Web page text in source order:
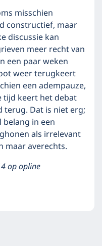
misschien
constructief, maar
discussie kan
meer recht van
een paar weken
weer terugkeert
een adempauze,
tijd keert het debat
terug. Dat is niet erg;
in een
als irrelevant
maar averechts.
op opline